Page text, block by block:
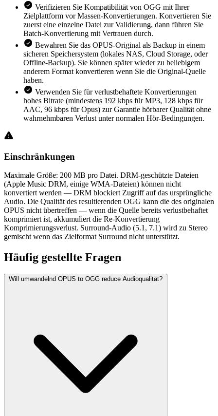
Verifizieren Sie Kompatibilität von OGG mit Ihrer
Zielplattform vor Massen-Konvertierungen. Konvertieren Sie
zuerst eine einzelne Datei zur Validierung, dann führen Sie
Batch-Konvertierung mit Vertrauen durch.
Bewahren Sie das OPUS-Original als Backup in einem
sicheren Speichersystem (lokales NAS, Cloud Storage, oder
Offline-Backup). Sie können später wieder zu beliebigem
anderem Format konvertieren wenn Sie die Original-Quelle
haben.
Verwenden Sie für verlustbehaftete Konvertierungen
hohes Bitrate (mindestens 192 kbps für MP3, 128 kbps für
AAC, 96 kbps für Opus) zur Garantie hörbarer Qualität ohne
wahrnehmbaren Verlust unter normalen Hör-Bedingungen.
Einschränkungen
Maximale Größe: 200 MB pro Datei. DRM-geschützte Dateien
(Apple Music DRM, einige WMA-Dateien) können nicht
konvertiert werden — DRM blockiert Zugriff auf das ursprüngliche
Audio. Die Qualität des resultierenden OGG kann die des originalen
OPUS nicht übertreffen — wenn die Quelle bereits verlustbehaftet
komprimiert ist, akkumuliert die Re-Konvertierung
Komprimierungsverlust. Surround-Audio (5.1, 7.1) wird zu Stereo
gemischt wenn das Zielformat Surround nicht unterstützt.
Häufig gestellte Fragen
Will umwandelnd OPUS to OGG reduce Audioqualität?